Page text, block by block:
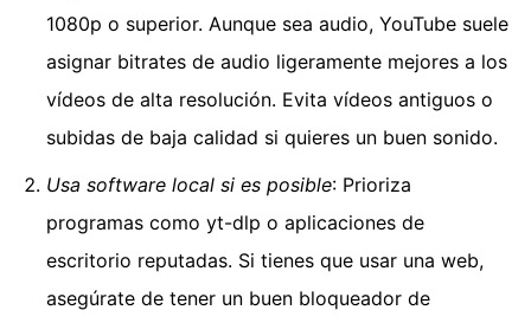
1080p o superior. Aunque sea audio, YouTube suele
asignar bitrates de audio ligeramente mejores a los
vídeos de alta resolución. Evita vídeos antiguos o
subidas de baja calidad si quieres un buen sonido.
Usa software local si es posible: Prioriza
programas como yt-dlp o aplicaciones de
escritorio reputadas. Si tienes que usar una web,
asegúrate de tener un buen bloqueador de